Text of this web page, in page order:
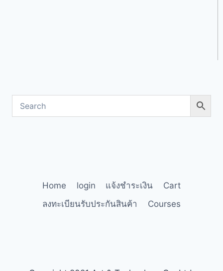
Home login แจ้งชำระเงิน
Cart
ลงทะเบียนรับประกันสินค้า
Courses